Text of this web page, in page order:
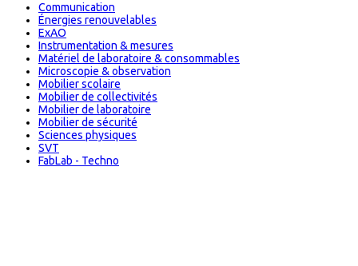
Communication
Énergies renouvelables
ExAO
Instrumentation & mesures
Matériel de laboratoire & consommables
Microscopie & observation
Mobilier scolaire
Mobilier de collectivités
Mobilier de laboratoire
Mobilier de sécurité
Sciences physiques
SVT
FabLab - Techno